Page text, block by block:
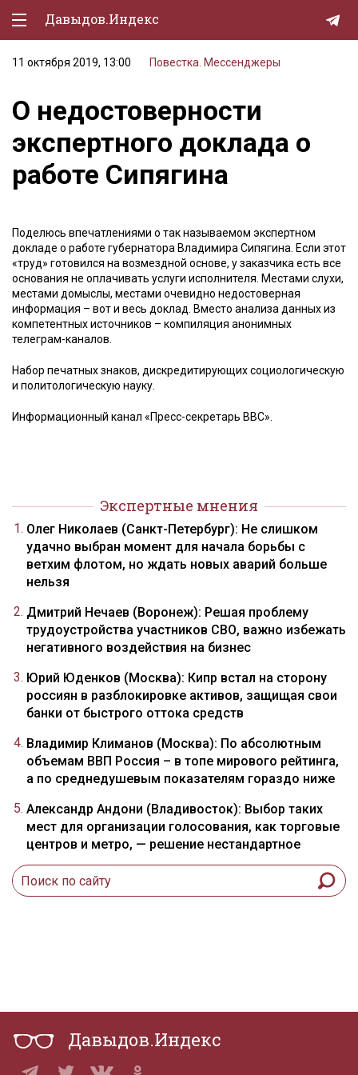
Давыдов.Индекс
Политическая жизнь
Экономика
Природа
Образование
Культура
Lifestyle
Мурзилка
11 октября 2019, 13:00 Повестка. Мессенджеры
О недостоверности
экспертного доклада о
работе Сипягина
Поделюсь впечатлениями о так называемом экспертном
докладе о работе губернатора Владимира Сипягина. Если этот
«труд» готовился на возмездной основе, у заказчика есть все
основания не оплачивать услуги исполнителя. Местами слухи,
местами домыслы, местами очевидно недостоверная
информация – вот и весь доклад. Вместо анализа данных из
компетентных источников – компиляция анонимных
телеграм-каналов.
Набор печатных знаков, дискредитирующих социологическую
и политологическую науку.
Информационный канал «Пресс-секретарь ВВС».
Экспертные мнения
Олег Николаев (Санкт-Петербург): Не слишком
удачно выбран момент для начала борьбы с
ветхим флотом, но ждать новых аварий больше
нельзя
Дмитрий Нечаев (Воронеж): Решая проблему
трудоустройства участников СВО, важно избежать
негативного воздействия на бизнес
Юрий Юденков (Москва): Кипр встал на сторону
россиян в разблокировке активов, защищая свои
банки от быстрого оттока средств
Владимир Климанов (Москва): По абсолютным
объемам ВВП Россия – в топе мирового рейтинга,
а по среднедушевым показателям гораздо ниже
Александр Андони (Владивосток): Выбор таких
мест для организации голосования, как торговые
центров и метро, — решение нестандартное
Давыдов.Индекс